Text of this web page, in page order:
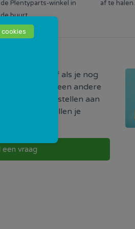
de Plentyparts-winkel in
de buurt.
af te halen.
hebt of als je nog
iets, of als je een andere
vraag direct stellen aan
buurt. Zij zullen je
een vraag